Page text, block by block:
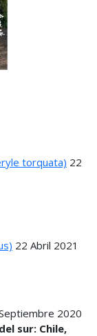
torquata) 22
22 Abril 2021
2020
sur: Chile,